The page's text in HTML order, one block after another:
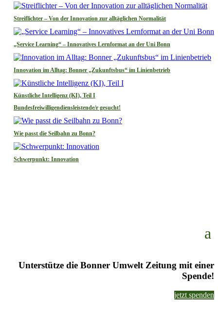
Streiflichter – Von der Innovation zur alltäglichen Normalität
„Service Learning“ – Innovatives Lernformat an der Uni Bonn
Innovation im Alltag: Bonner „Zukunftsbus“ im Linienbetrieb
Künstliche Intelligenz (KI), Teil I
Bundesfreiwilligendiensleistende/r gesucht!
Wie passt die Seilbahn zu Bonn?
Schwerpunkt: Innovation
Unterstütze die Bonner Umwelt Zeitung mit einer
Spende!
jetzt spenden